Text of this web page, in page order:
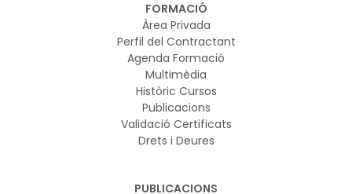
FORMACIÓ
Àrea Privada
Perfil del Contractant
Agenda Formació
Multimèdia
Històric Cursos
Publicacions
Validació Certificats
Drets i Deures
PUBLICACIONS